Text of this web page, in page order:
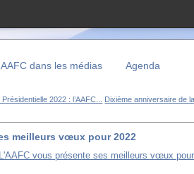
dans les médias Agenda
Présidentielle 2022 : l’AAFC... Dixième anniversaire de
meilleurs vœux pour 2022